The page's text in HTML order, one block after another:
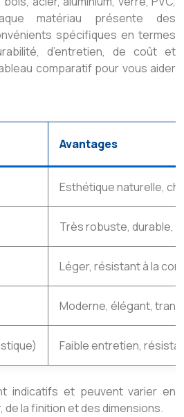
matériau présente des
spécifiques en termes
d’entretien, de coût et
comparatif pour vous aider
Avantages
Esthétique naturelle,
Très robuste, durable,
Léger, résistant à la
Moderne, élégant,
Faible entretien,
indicatifs et peuvent varier en
la finition et des dimensions.